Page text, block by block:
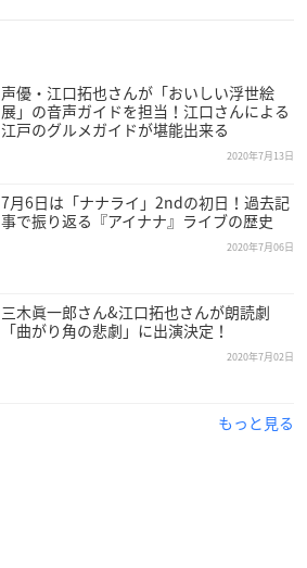
声優・江口拓也さんが「おいしい浮世絵
展」の音声ガイドを担当！江口さんによる
江戸のグルメガイドが堪能出来る
2020年7月13日
7月6日は「ナナライ」2ndの初日！過去記
事で振り返る『アイナナ』ライブの歴史
2020年7月06日
三木眞一郎さん&江口拓也さんが朗読劇
「曲がり角の悲劇」に出演決定！
2020年7月02日
もっと見る